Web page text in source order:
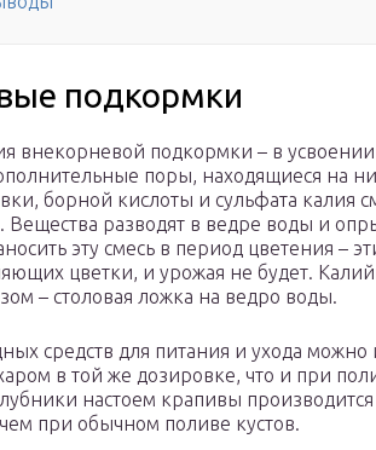
подкормки
внекорневой подкормки – в
поры, находящиеся на
борной кислоты и сульфата калия
Вещества разводят в ведре воды и
эту смесь в период цветения –
цветки, и урожая не будет.
– столовая ложка на ведро воды.
средств для питания и ухода можно
в той же дозировке, что и при
настоем крапивы
при обычном поливе кустов.